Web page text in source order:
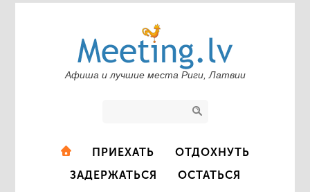
Афиша и лучшие места Риги, Латвии
ПРИЕХАТЬ
ОТДОХНУТЬ
ЗАДЕРЖАТЬСЯ
ОСТАТЬСЯ